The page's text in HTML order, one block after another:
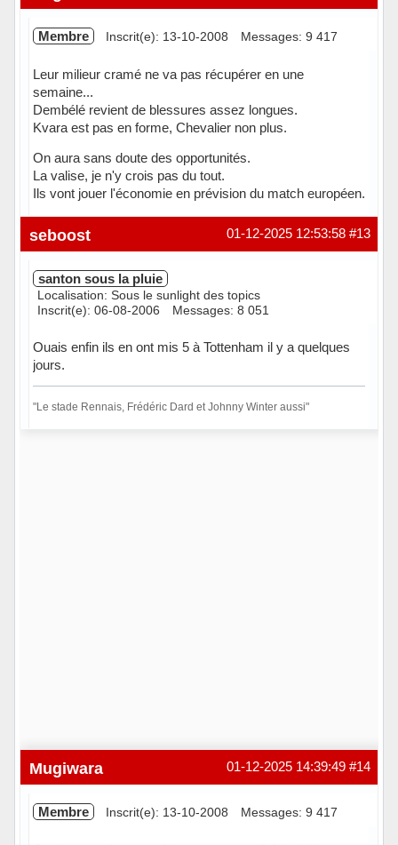
Membre Inscrit(e): 13-10-2008 Messages: 9 417
Leur milieur cramé ne va pas récupérer en une
semaine...
Dembélé revient de blessures assez longues.
Kvara est pas en forme, Chevalier non plus.
On aura sans doute des opportunités.
La valise, je n'y crois pas du tout.
Ils vont jouer l'économie en prévision du match européen.
Hors ligne #13
01-12-2025 12:53:58
seboost
santon sous la pluie
Localisation: Sous le sunlight des topics
Inscrit(e): 06-08-2006
Messages: 8 051
Ouais enfin ils en ont mis 5 à Tottenham il y a quelques
jours.
"Le stade Rennais, Frédéric Dard et Johnny Winter aussi"
#14
01-12-2025 14:39:49
Mugiwara
Membre Inscrit(e): 13-10-2008 Messages: 9 417